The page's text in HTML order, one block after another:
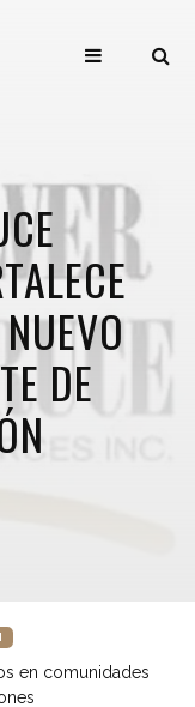
DE
en comunidades